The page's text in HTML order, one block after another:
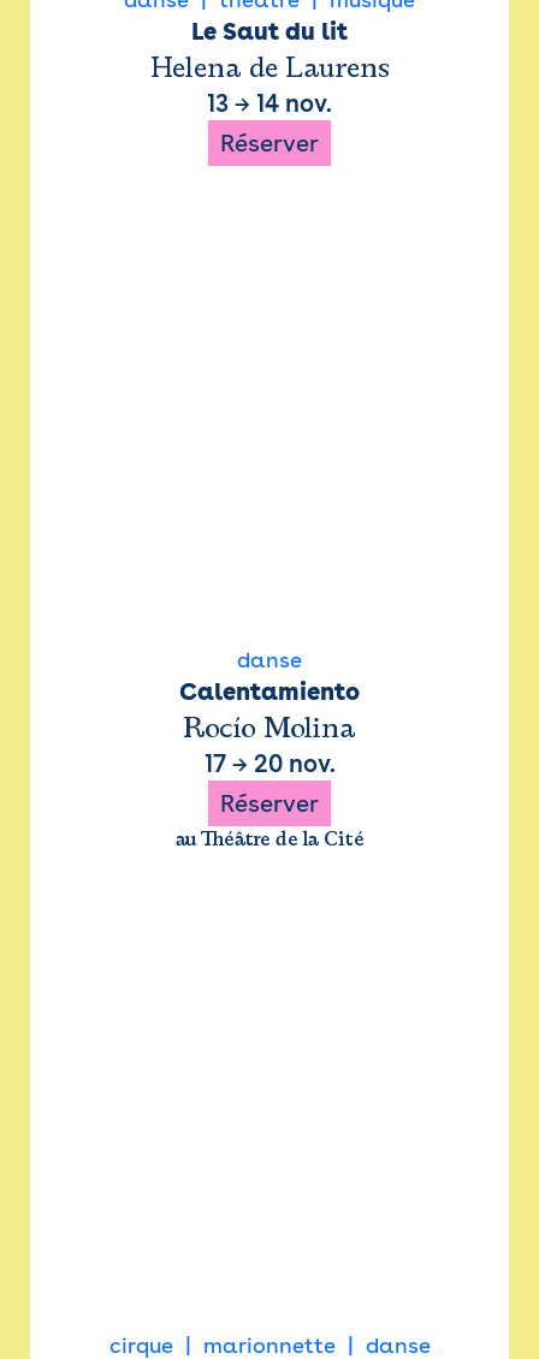
Le Saut du lit
Helena de Laurens
13 → 14 nov.
Réserver
danse
Calentamiento
Rocío Molina
17→ 20 nov.
Réserver
au Théâtre de la Cité
cirque marionnette danse